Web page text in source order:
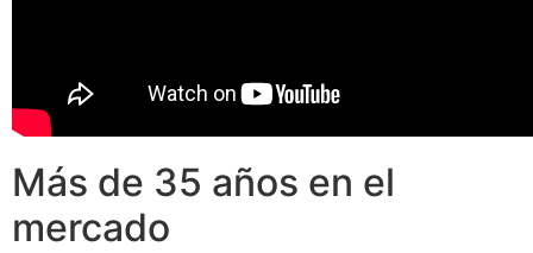
Más de 35 años en el
mercado